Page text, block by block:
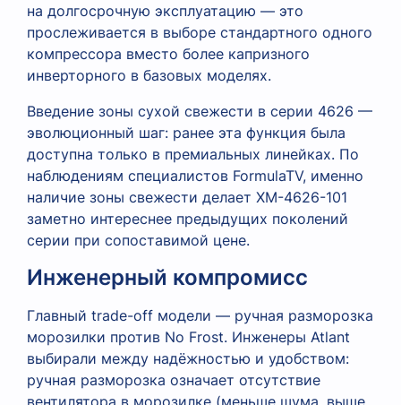
на долгосрочную эксплуатацию — это
прослеживается в выборе стандартного одного
компрессора вместо более капризного
инверторного в базовых моделях.
Введение зоны сухой свежести в серии 4626 —
эволюционный шаг: ранее эта функция была
доступна только в премиальных линейках. По
наблюдениям специалистов FormulaTV, именно
наличие зоны свежести делает XM-4626-101
заметно интереснее предыдущих поколений
серии при сопоставимой цене.
Инженерный компромисс
Главный trade-off модели — ручная разморозка
морозилки против No Frost. Инженеры Atlant
выбирали между надёжностью и удобством:
ручная разморозка означает отсутствие